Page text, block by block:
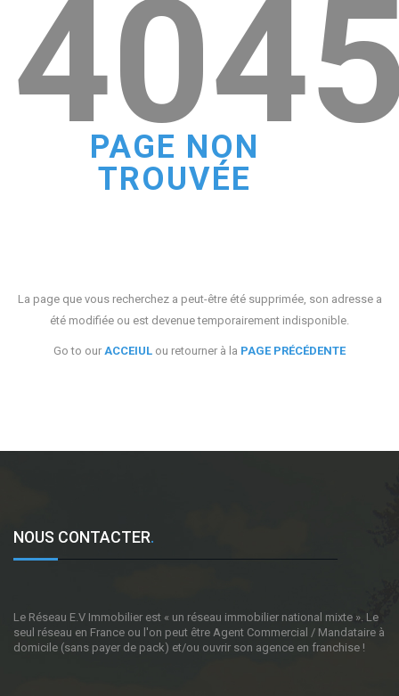
PAGE NON
TROUVÉE
La page que vous recherchez a peut-être été supprimée, son adresse a
été modifiée ou est devenue temporairement indisponible.
Go to our ACCEIUL ou retourner à la PAGE PRÉCÉDENTE
NOUS CONTACTER.
Le Réseau E.V Immobilier est « un réseau immobilier national mixte ». Le
seul réseau en France ou l'on peut être Agent Commercial / Mandataire à
domicile (sans payer de pack) et/ou ouvrir son agence en franchise !